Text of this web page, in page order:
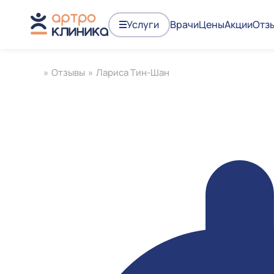
Услуги ВрачиЦеныАкции
» Отзывы » Лариса Тин-Шан